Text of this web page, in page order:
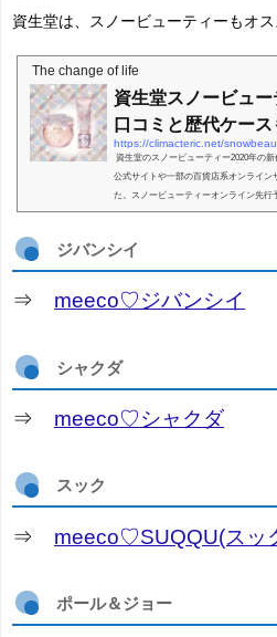
資生堂は、スノービューティーもオス
The change of life
資生堂スノービュ
口コミと歴代ケース
https://climacteric.net/
資生堂のスノービューティー2020年の
公式サイトや一部の百貨店系オンライン
た。スノービューティーオンライン先
資生堂スノービ...
ジバンシイ
⇒ meeco♡ジバンシイ
シャクダ
⇒ meeco♡シャクダ
スック
⇒ meeco♡SUQQU(スッ
ポール＆ジョー